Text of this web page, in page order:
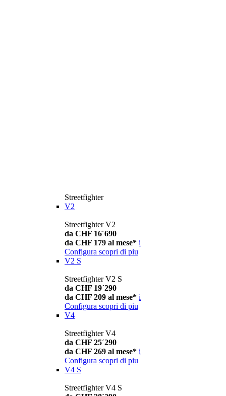
Streetfighter
V2
Streetfighter V2
da CHF 16´690
da CHF 179 al mese* i
Configura scopri di piu
V2 S
Streetfighter V2 S
da CHF 19´290
da CHF 209 al mese* i
Configura scopri di piu
V4
Streetfighter V4
da CHF 25´290
da CHF 269 al mese* i
Configura scopri di piu
V4 S
Streetfighter V4 S